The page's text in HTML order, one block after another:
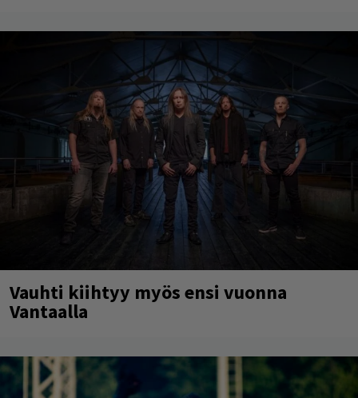
Vauhti kiihtyy myös ensi vuonna
Vantaalla